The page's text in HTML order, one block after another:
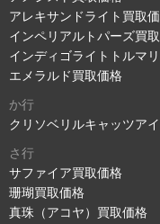
アレキサンドライト買取
インペリアルトパーズ買
インディゴライトトルマ
エメラルド買取価格
か行
クリソベリルキャッツア
さ行
サファイア買取価格
珊瑚買取価格
真珠（アコヤ）買取価格